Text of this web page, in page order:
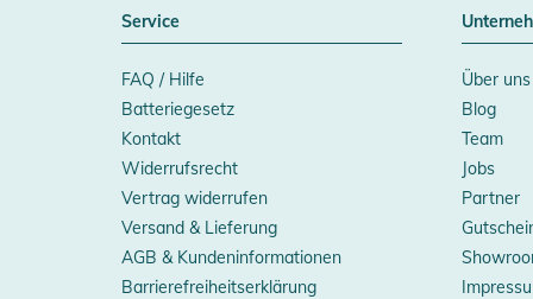
Service
FAQ / Hilfe
Batteriegesetz
Kontakt
Widerrufsrecht
Vertrag widerrufen
Versand & Lieferung
AGB & Kundeninformationen
Barrierefreiheitserklärung
Über uns
Blog
Team
Jobs
Partner